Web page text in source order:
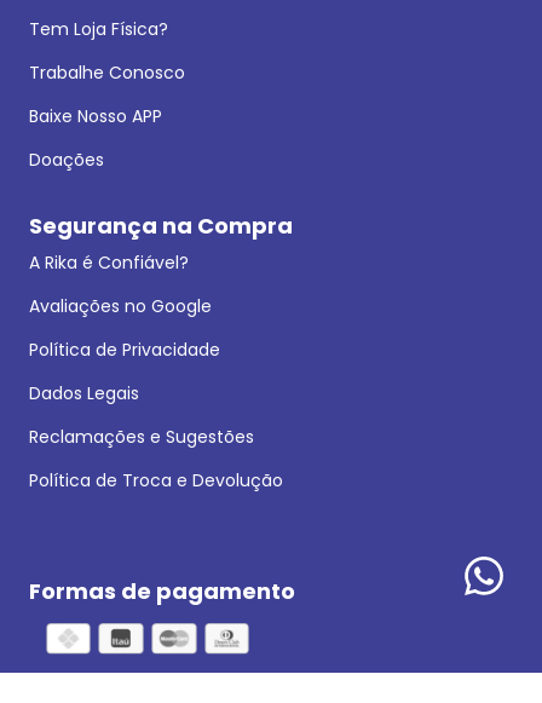
Tem Loja Física?
Trabalhe Conosco
Baixe Nosso APP
Doações
Segurança na Compra
A Rika é Confiável?
Avaliações no Google
Política de Privacidade
Dados Legais
Reclamações e Sugestões
Política de Troca e Devolução
Formas de pagamento